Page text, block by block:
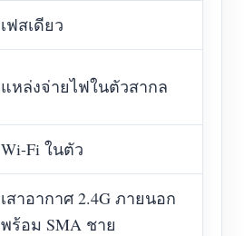
เฟสเดียว
แหล่งจ่ายไฟในตัวสากล
Wi-Fi ในตัว
เสาอากาศ 2.4G ภายนอก
พร้อม SMA ชาย